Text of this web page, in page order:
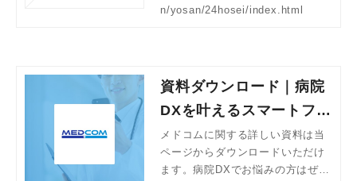
n/yosan/24hosei/index.html
資料ダウンロード｜病院
DXを叶えるスマートフォ
ン「メドコム」
メドコムに関する詳しい資料は当
ページからダウンロードいただけ
ます。病院DXでお悩みの方はぜひ